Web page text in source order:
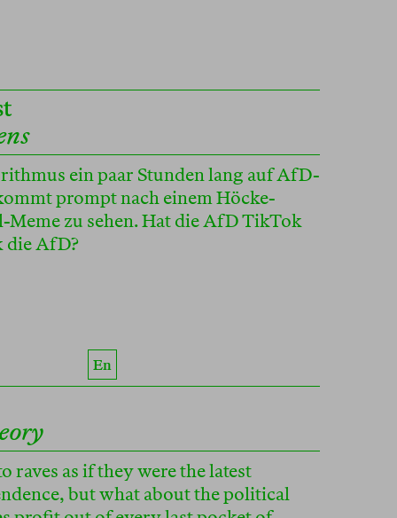
ein paar Stunden lang auf AfD-
prompt nach einem Höcke-
zu sehen. Hat die AfD TikTok
die AfD?
En
raves as if they were the latest
but what about the political